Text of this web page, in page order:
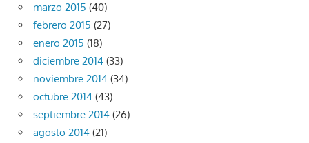
marzo 2015 (40)
febrero 2015 (27)
enero 2015 (18)
diciembre 2014 (33)
noviembre 2014 (34)
octubre 2014 (43)
septiembre 2014 (26)
agosto 2014 (21)